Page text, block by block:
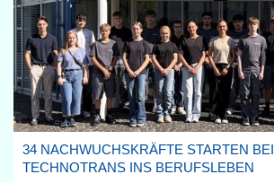
34 NACHWUCHSKRÄFTE STARTEN BEI
TECHNOTRANS INS BERUFSLEBEN